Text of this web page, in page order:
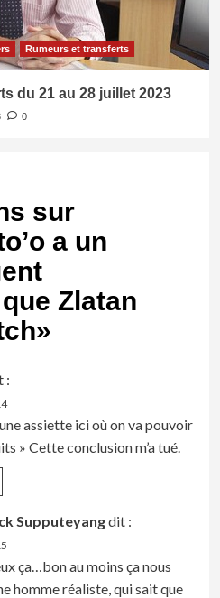
Rumeurs et transferts
du 21 au 28 juillet 2023
0
sur
a un
Zlatan
»
:
assiette ici où on va pouvoir
» Cette conclusion m’a tué.
Supputeyangdit :
ça…bon au moins ça nous
homme réaliste, qui sait que